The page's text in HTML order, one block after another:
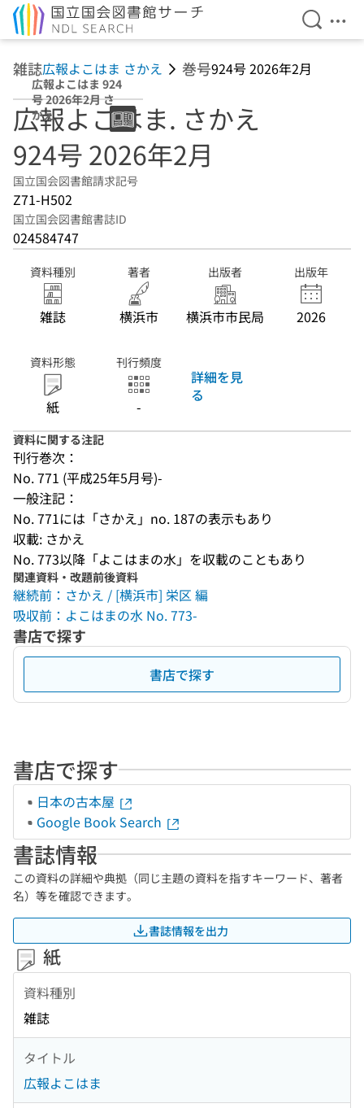
検索を
メ
雑誌広報よこはま さかえ 巻号924号 2026年2月
広報よこはま 924
号 2026年2月 さ
かえ
広報よこはま. さかえ
924号 2026年2月
国立国会図書館請求記号
Z71-H502
国立国会図書館書誌ID
024584747
資料種別
雑誌
著者
横浜市
出版者
横浜市市民局
出版年
2026
資料形態
紙
刊行頻度
-
詳細を見
る
資料に関する注記
刊行巻次：
No. 771 (平成25年5月号)-
一般注記：
No. 771には「さかえ」no. 187の表示もあり
収載: さかえ
No. 773以降「よこはまの水」を収載のこともあり
関連資料・改題前後資料
継続前：さかえ / [横浜市] 栄区 編
吸収前：よこはまの水 No. 773-
書店で探す
書店で探す
書店で探す
日本の古本屋
Google Book Search
書誌情報
この資料の詳細や典拠（同じ主題の資料を指すキーワード、著者
名）等を確認できます。
書誌情報を出力
紙
資料種別
雑誌
タイトル
広報よこはま